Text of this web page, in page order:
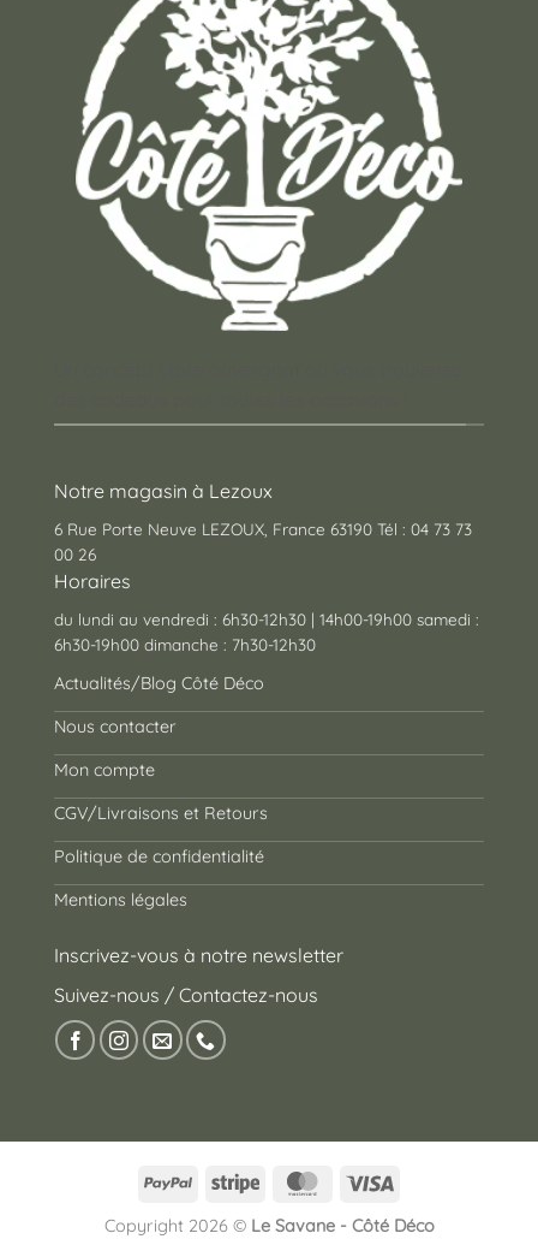
Notre magasin à Lezoux
6 Rue Porte Neuve LEZOUX, France 63190 Tél : 04 73 73
00 26
Horaires
du lundi au vendredi : 6h30-12h30 | 14h00-19h00 samedi :
6h30-19h00 dimanche : 7h30-12h30
Actualités/Blog Côté Déco
Nous contacter
Mon compte
CGV/Livraisons et Retours
Politique de confidentialité
Mentions légales
Inscrivez-vous à notre newsletter
Suivez-nous / Contactez-nous
PayPal Stripe MasterCard
Visa
Copyright 2026 © Le Savane - Côté Déco